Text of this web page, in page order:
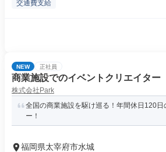
交通費支給
NEW 正社員
商業施設でのイベントクリエイター
株式会社Park
全国の商業施設を駆け巡る！年間休日120日
ー！
福岡県太宰府市水城